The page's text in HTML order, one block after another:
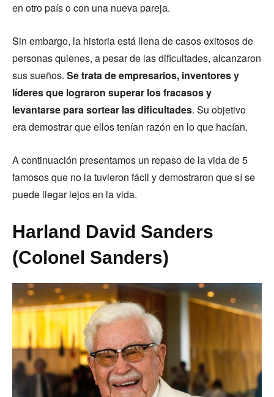
en otro país o con una nueva pareja.
Sin embargo, la historia está llena de casos exitosos de
personas quienes, a pesar de las dificultades, alcanzaron
sus sueños. Se trata de empresarios, inventores y
líderes que lograron superar los fracasos y
levantarse para sortear las dificultades. Su objetivo
era demostrar que ellos tenían razón en lo que hacían.
A continuación presentamos un repaso de la vida de 5
famosos que no la tuvieron fácil y demostraron que sí se
puede llegar lejos en la vida.
Harland David Sanders
(Colonel Sanders)